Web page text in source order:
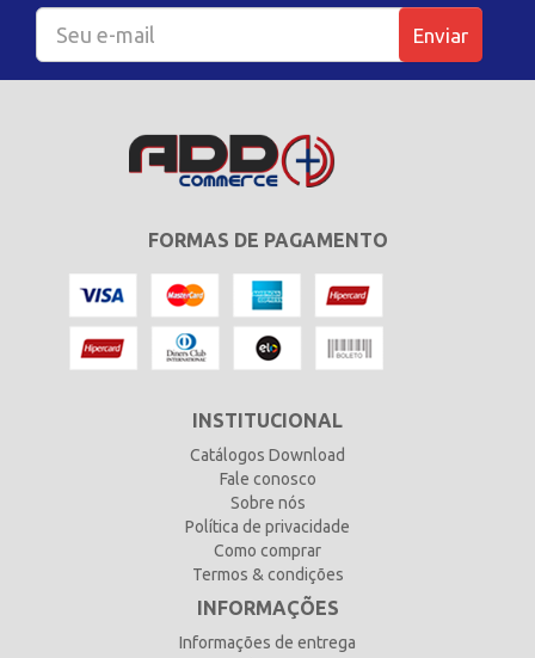
Enviar
FORMAS DE PAGAMENTO
INSTITUCIONAL
Catálogos Download
Fale conosco
Sobre nós
Política de privacidade
Como comprar
Termos & condições
INFORMAÇÕES
Informações de entrega